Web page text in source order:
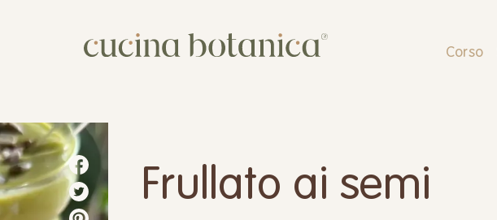
Corso
Frullato ai semi